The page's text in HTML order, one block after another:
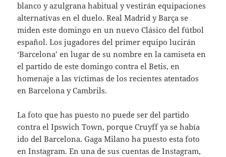
blanco y azulgrana habitual y vestirán equipaciones
alternativas en el duelo. Real Madrid y Barça se
miden este domingo en un nuevo Clásico del fútbol
español. Los jugadores del primer equipo lucirán
‘Barcelona’ en lugar de su nombre en la camiseta en
el partido de este domingo contra el Betis, en
homenaje a las víctimas de los recientes atentados
en Barcelona y Cambrils.
La foto que has puesto no puede ser del partido
contra el Ipswich Town, porque Cruyff ya se había
ido del Barcelona. Gaga Milano ha puesto esta foto
en Instagram. En una de sus cuentas de Instagram,